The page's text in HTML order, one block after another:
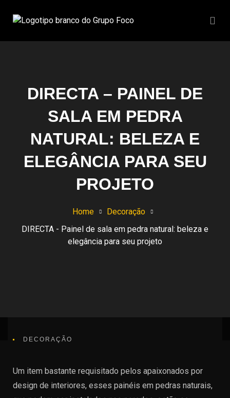
DIRECTA – PAINEL DE
SALA EM PEDRA
NATURAL: BELEZA E
ELEGÂNCIA PARA SEU
PROJETO
Home
Decoração
DIRECTA - Painel de sala em pedra natural: beleza e
elegância para seu projeto
DECORAÇÃO
Um item bastante requisitado pelos apaixonados por
design de interiores, esses painéis em pedras naturais,